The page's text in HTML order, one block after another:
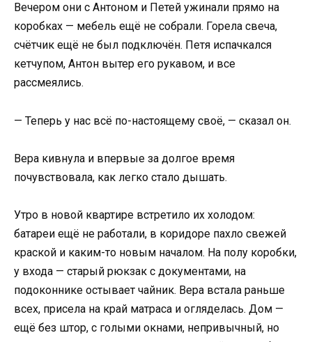
Вечером они с Антоном и Петей ужинали прямо на
коробках — мебель ещё не собрали. Горела свеча,
счётчик ещё не был подключён. Петя испачкался
кетчупом, Антон вытер его рукавом, и все
рассмеялись.
— Теперь у нас всё по-настоящему своё, — сказал он.
Вера кивнула и впервые за долгое время
почувствовала, как легко стало дышать.
Утро в новой квартире встретило их холодом:
батареи ещё не работали, в коридоре пахло свежей
краской и каким-то новым началом. На полу коробки,
у входа — старый рюкзак с документами, на
подоконнике остывает чайник. Вера встала раньше
всех, присела на край матраса и огляделась. Дом —
ещё без штор, с голыми окнами, непривычный, но